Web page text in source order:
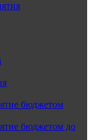
бюджетом
бюджетом до